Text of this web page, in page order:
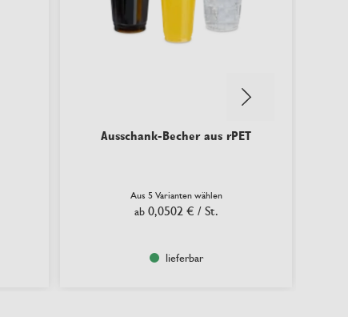
Ausschank-Becher aus rPET
Aus 5 Varianten wählen
ab 0,0502 € / St.
lieferbar